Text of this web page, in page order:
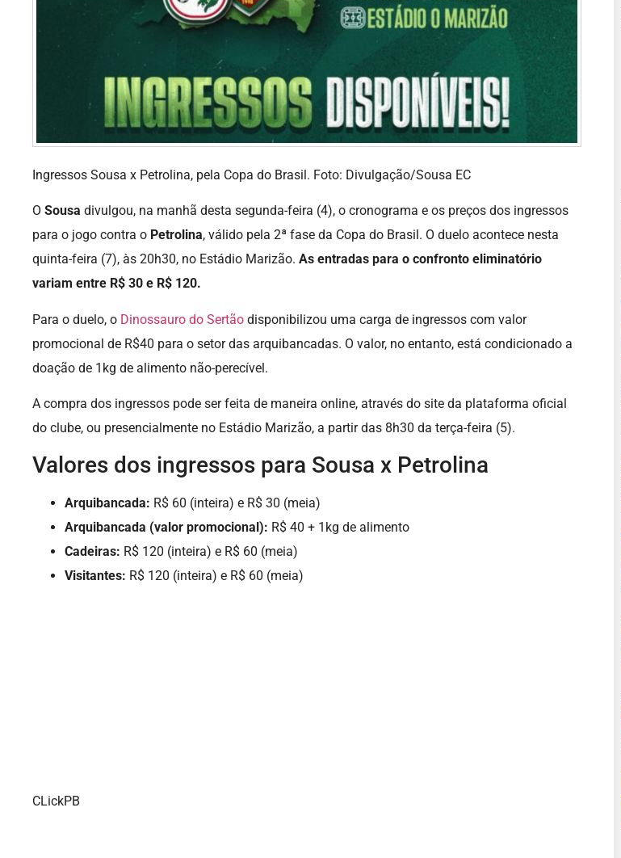
Ingressos Sousa x Petrolina, pela Copa do Brasil. Foto: Divulgação/Sousa EC
O Sousa divulgou, na manhã desta segunda-feira (4), o cronograma e os preços dos ingressos
para o jogo contra o Petrolina, válido pela 2ª fase da Copa do Brasil. O duelo acontece nesta
quinta-feira (7), às 20h30, no Estádio Marizão. As entradas para o confronto eliminatório
variam entre R$ 30 e R$ 120.
Para o duelo, o Dinossauro do Sertão disponibilizou uma carga de ingressos com valor
promocional de R$40 para o setor das arquibancadas. O valor, no entanto, está condicionado a
doação de 1kg de alimento não-perecível.
A compra dos ingressos pode ser feita de maneira online, através do site da plataforma oficial
do clube, ou presencialmente no Estádio Marizão, a partir das 8h30 da terça-feira (5).
Valores dos ingressos para Sousa x Petrolina
Arquibancada: R$ 60 (inteira) e R$ 30 (meia)
Arquibancada (valor promocional): R$ 40 + 1kg de alimento
Cadeiras: R$ 120 (inteira) e R$ 60 (meia)
Visitantes: R$ 120 (inteira) e R$ 60 (meia)
CLickPB